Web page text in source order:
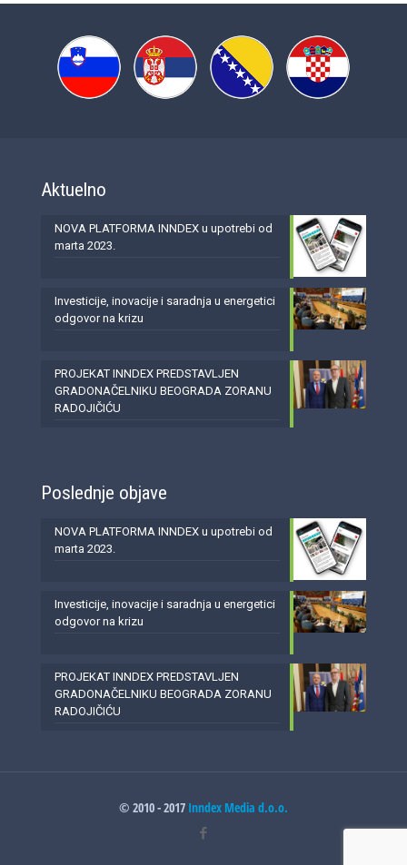
Aktuelno
NOVA PLATFORMA INNDEX u upotrebi od
marta 2023.
Investicije, inovacije i saradnja u energetici
odgovor na krizu
PROJEKAT INNDEX PREDSTAVLJEN
GRADONAČELNIKU BEOGRADA ZORANU
RADOJIČIĆU
Poslednje objave
NOVA PLATFORMA INNDEX u upotrebi od
marta 2023.
Investicije, inovacije i saradnja u energetici
odgovor na krizu
PROJEKAT INNDEX PREDSTAVLJEN
GRADONAČELNIKU BEOGRADA ZORANU
RADOJIČIĆU
© 2010 - 2017 Inndex Media d.o.o.